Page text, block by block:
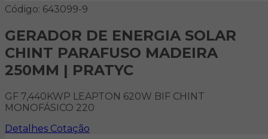
Código: 643099-9
GERADOR DE ENERGIA SOLAR
CHINT PARAFUSO MADEIRA
250MM | PRATYC
GF 7,440KWP LEAPTON 620W BIF CHINT
MONOFÁSICO 220
Detalhes Cotação